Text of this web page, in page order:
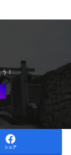
シェア